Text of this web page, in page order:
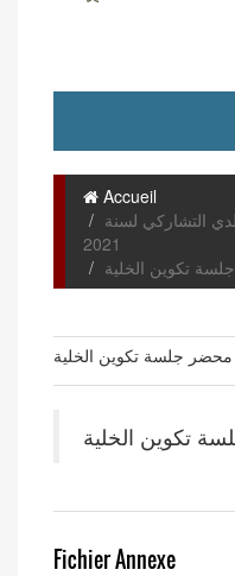
Accueil
التشاركي لسنة
2021
تكوين الخلية
محضر جلسة تكوين الخلية
تكوين الخلية
Fichier Annexe